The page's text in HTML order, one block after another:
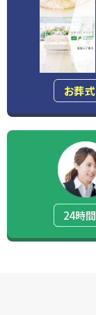
お葬
24時